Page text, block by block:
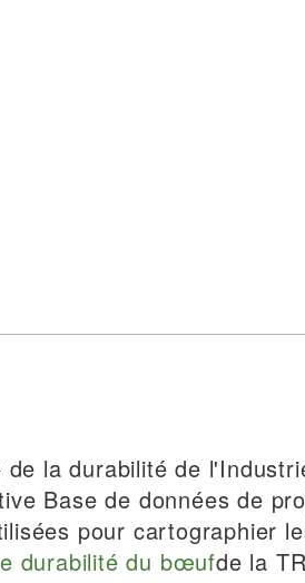
la durabilité de
Base de données de
pour cartographier
durabilité du bœufde la